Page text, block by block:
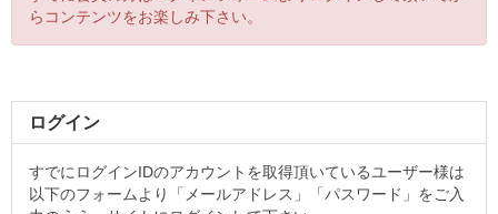
らコンテンツをお楽しみ下さい。
ログイン
すでにログインIDのアカウントを取得頂いているユーザー様は
以下のフォームより「メールアドレス」「パスワード」をご入